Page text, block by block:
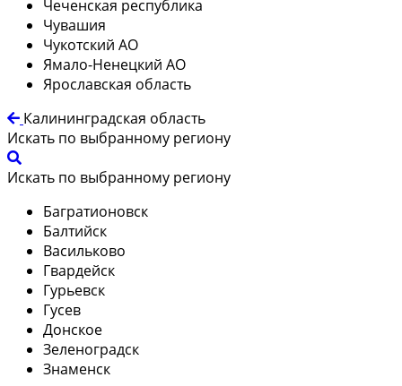
Чеченская республика
Чувашия
Чукотский АО
Ямало-Ненецкий АО
Ярославская область
Калининградская область
Искать по выбранному региону
Искать по выбранному региону
Багратионовск
Балтийск
Васильково
Гвардейск
Гурьевск
Гусев
Донское
Зеленоградск
Знаменск